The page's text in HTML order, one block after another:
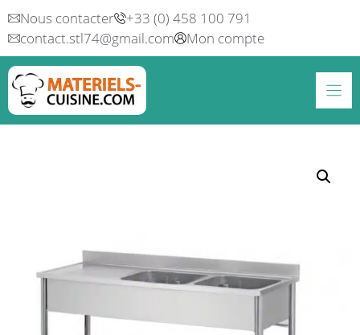
Aller
au
contenu
Nous contacter
+33 (0) 458 100 791
contact.stl74@gmail.com
Mon compte